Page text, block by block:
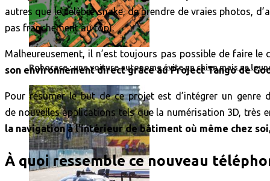
Roborace : une voiture autonome évite un chien mais se
autres que le célèbre snake, de prendre de vraies photos,
pas franchement au top).
Malheureusement, il n’est toujours pas possible de faire
son environnement direct grâce au Project Tango de
Pour résumer le but de ce projet est d’intégrer un genre
de nouvelles applications tels que la numérisation 3D, très
la navigation à l’intérieur de bâtiment où même chez
À quoi ressemble ce nouveau